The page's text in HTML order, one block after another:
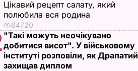
Цікавий рецепт салату, який
полюбила вся родина
64720
"Такі можуть неочікувано
добитися висот". У військовому
інституті розповіли, як Драпатий
захищав диплом